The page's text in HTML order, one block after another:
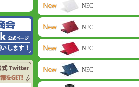
NEC
NEC
NEC
NEC